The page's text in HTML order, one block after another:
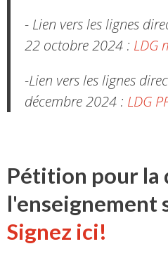
- Lien vers les lignes
22 octobre 2024 : LDG
-Lien vers les lignes
décembre 2024 : LDG
Pétition pour la
l'enseignement
Signez ici!